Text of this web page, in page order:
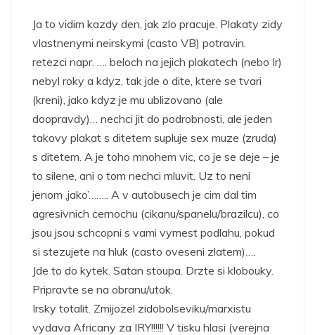
Ja to vidim kazdy den, jak zlo pracuje. Plakaty zidy
vlastnenymi neirskymi (casto VB) potravin.
retezci napr. …. beloch na jejich plakatech (nebo Ir)
nebyl roky a kdyz, tak jde o dite, ktere se tvari
(kreni), jako kdyz je mu ublizovano (ale
doopravdy)… nechci jit do podrobnosti, ale jeden
takovy plakat s ditetem supluje sex muze (zruda)
s ditetem. A je toho mnohem vic, co je se deje – je
to silene, ani o tom nechci mluvit. Uz to neni
jenom ‚jako’…….. A v autobusech je cim dal tim
agresivnich cernochu (cikanu/spanelu/brazilcu), co
jsou jsou schcopni s vami vymest podlahu, pokud
si stezujete na hluk (casto oveseni zlatem)….
Jde to do kytek. Satan stoupa. Drzte si klobouky.
Pripravte se na obranu/utok.
Irsky totalit. Zmijozel zidobolseviku/marxistu
vydava Africany za IRY!!!!!! V tisku hlasi (verejna